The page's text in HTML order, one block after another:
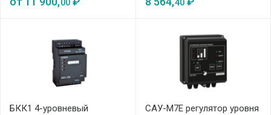
00 40
БКК1 4-уровневый
САУ-М7Е регулятор уровня